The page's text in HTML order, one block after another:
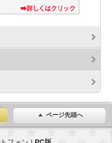
ページ先頭へ